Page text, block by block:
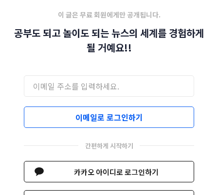
이 글은 무료 회원에게만 공개됩니다.
공부도 되고 놀이도 되는 뉴스의 세계를 경험하게
될 거예요!!
이메일로 로그인하기
간편하게 시작하기
카카오 아이디로 로그인하기